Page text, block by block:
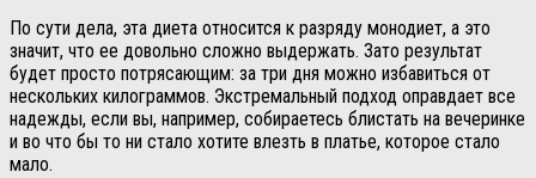
По сути дела, эта диета относится к разряду монодиет, а это
значит, что ее довольно сложно выдержать. Зато результат
будет просто потрясающим: за три дня можно избавиться от
нескольких килограммов. Экстремальный подход оправдает все
надежды, если вы, например, собираетесь блистать на вечеринке
и во что бы то ни стало хотите влезть в платье, которое стало
мало.